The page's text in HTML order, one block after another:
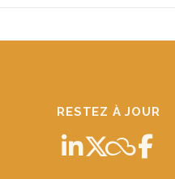
RESTEZ À JOUR